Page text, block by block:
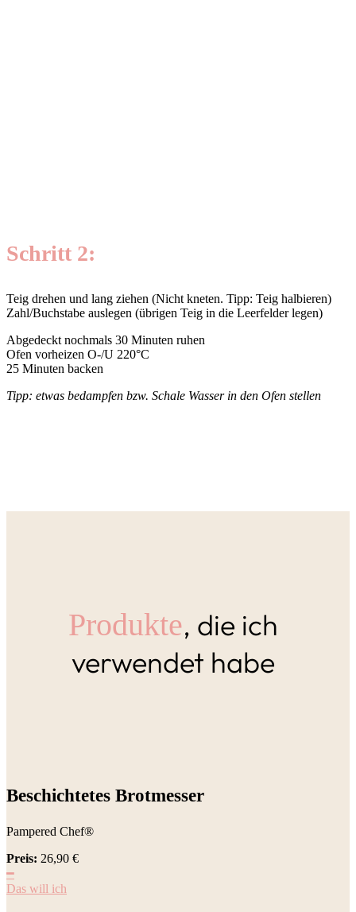
Schritt 2:
Teig drehen und lang ziehen (Nicht kneten. Tipp: Teig halbieren)
Zahl/Buchstabe auslegen (übrigen Teig in die Leerfelder legen)
Abgedeckt nochmals 30 Minuten ruhen
Ofen vorheizen O-/U 220°C
25 Minuten backen
Tipp: etwas bedampfen bzw. Schale Wasser in den Ofen stellen
Produkte, die ich
verwendet habe
Beschichtetes Brotmesser
Pampered Chef®
Preis: 26,90 €
━
Das will ich